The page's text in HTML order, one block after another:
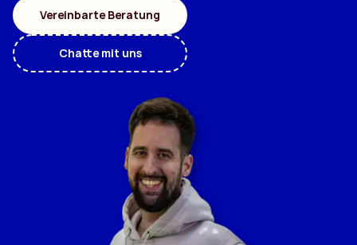
Vereinbarte Beratung
Chatte mit uns